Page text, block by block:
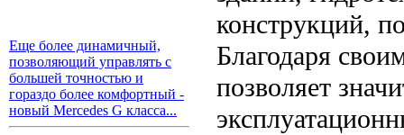
Еще более динамичный,
позволяющий управлять с
большей точностью и
гораздо более комфортный -
новый Mercedes G класса...
конструкций,
Благодаря
позволяет